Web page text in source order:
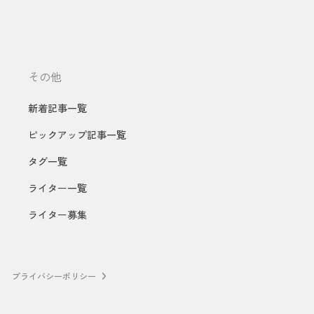
その他
新着記事一覧
ピックアップ記事一覧
タグ一覧
ライター一覧
ライター募集
プライバシーポリシー